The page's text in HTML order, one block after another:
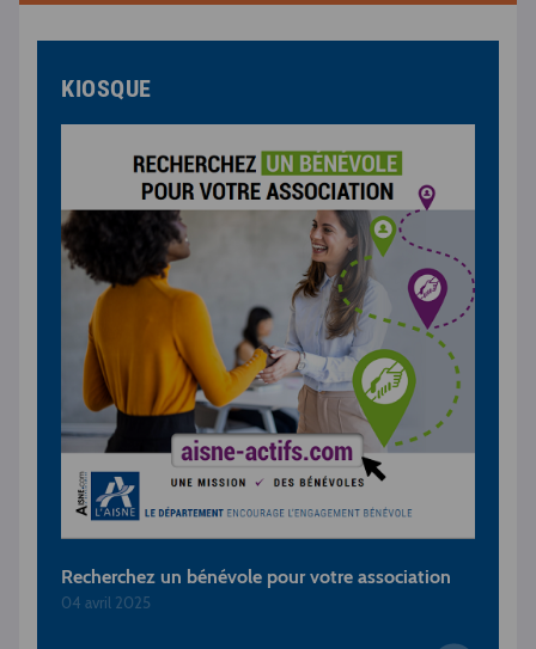
KIOSQUE
Recherchez un bénévole pour votre association
04 avril 2025